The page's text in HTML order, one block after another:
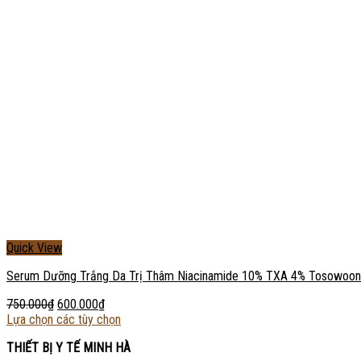
Quick View
Serum Dưỡng Trắng Da Trị Thâm Niacinamide 10% TXA 4%
750.000₫ 600.000₫
Lựa chọn các tùy chọn
THIẾT BỊ Y TẾ MINH HÀ